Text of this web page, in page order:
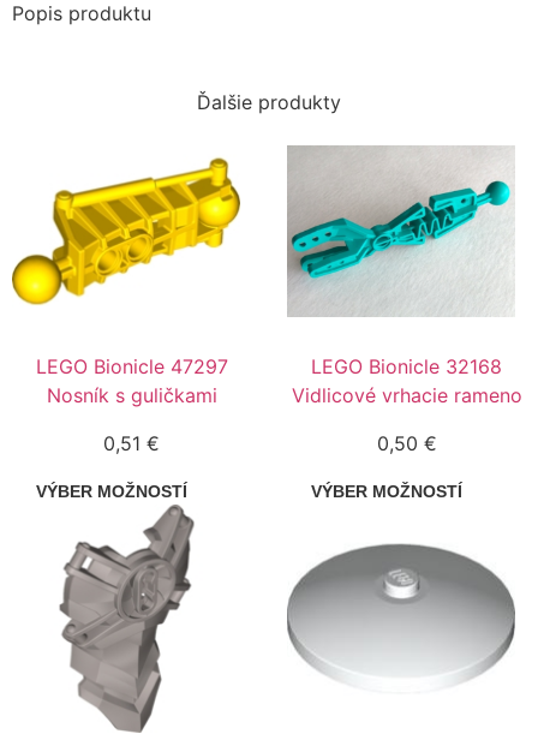
Popis produktu
Ďalšie produkty
LEGO Bionicle 47297
Nosník s guličkami
0,51 €
VÝBER MOŽNOSTÍ
LEGO Bionicle 32168
Vidlicové vrhacie rameno
0,50 €
VÝBER MOŽNOSTÍ